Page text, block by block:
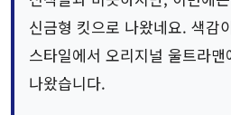
신금형 킷으로 나왔네요. 색감
스타일에서 오리지널 울트라맨
나왔습니다.